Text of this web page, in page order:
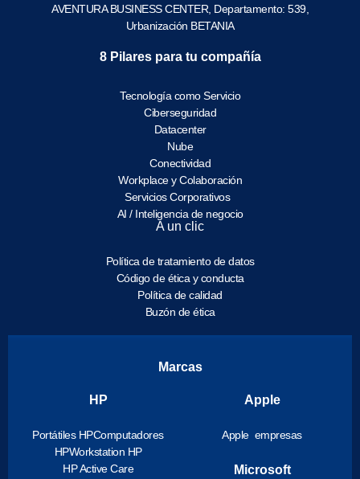
AVENTURA BUSINESS CENTER, Departamento: 539,
Urbanización BETANIA
8 Pilares para tu compañía
Tecnología como Servicio
Ciberseguridad
Datacenter
Nube
Conectividad
Workplace y Colaboración
Servicios Corporativos
AI / Inteligencia de negocio
A un clic
Política de tratamiento de datos
Código de ética y conducta
Política de calidad
Buzón de ética
Marcas
HP
Portátiles HPComputadores
HPWorkstation HP
HP Active Care
Apple
Apple empresas
Microsoft